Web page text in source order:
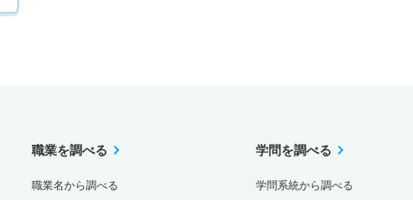
職業を調べる
職業名から調べる
学問を調べる
学問系統から調べる